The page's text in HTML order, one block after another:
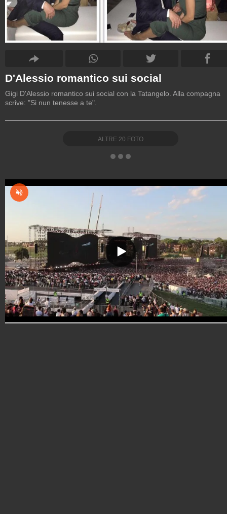
D'Alessio romantico sui social
Gigi D'Alessio romantico sui social con la Tatangelo. Alla compagna
scrive: "Si nun tenesse a te".
ALTRE 20 FOTO